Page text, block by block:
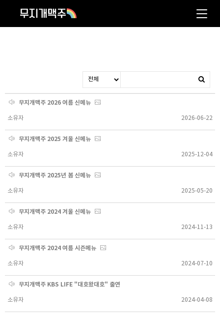
무지개맥주 2026 여름 신메뉴
소유자 2026-06-22
무지개맥주 2025 겨울 신메뉴
소유자 2025-12-04
무지개맥주 2025년 봄 신메뉴
소유자 2025-05-20
무지개맥주 2024 겨울 신메뉴
소유자 2024-11-13
무지개맥주 2024 여름 시즌메뉴
소유자 2024-07-10
무지개맥주 KBS LIFE "대호왔대호" 출연
소유자 2024-04-08